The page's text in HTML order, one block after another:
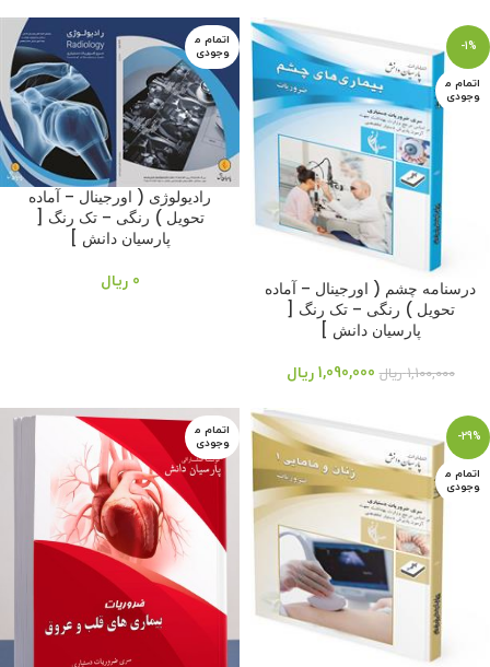
-1%
اتمام م
وجودی
درسنامه چشم ( اورجینال – آماده
تحویل ) رنگی – تک رنگ [
پارسیان دانش ]
1,100,000 ریال 1,090,000 ریال
اتمام م
وجودی
رادیولوژی ( اورجینال – آماده
تحویل ) رنگی – تک رنگ [
پارسیان دانش ]
0 ریال
-29%
اتمام م
وجودی
اتمام م
وجودی